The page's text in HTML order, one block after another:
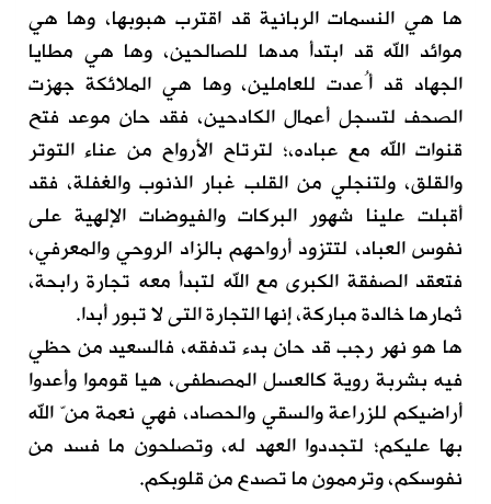
ها هي النسمات الربانية قد اقترب هبوبها، وها هي
موائد الله قد ابتدأ مدها للصالحين، وها هي مطايا
الجهاد قد أُعدت للعاملين، وها هي الملائكة جهزت
الصحف لتسجل أعمال الكادحين، فقد حان موعد فتح
قنوات الله مع عباده،؛ لترتاح الأرواح من عناء التوتر
والقلق، ولتنجلي من القلب غبار الذنوب والغفلة، فقد
أقبلت علينا شهور البركات والفيوضات الإلهية على
نفوس العباد، لتتزود أرواحهم بالزاد الروحي والمعرفي،
فتعقد الصفقة الكبرى مع الله لتبدأ معه تجارة رابحة،
ثمارها خالدة مباركة، إنها التجارة التى لا تبور أبدا.
ها هو نهر رجب قد حان بدء تدفقه، فالسعيد من حظي
فيه بشربة روية كالعسل المصطفى، هيا قوموا وأعدوا
أراضيكم للزراعة والسقي والحصاد، فهي نعمة منّ الله
بها عليكم؛ لتجددوا العهد له، وتصلحون ما فسد من
نفوسكم، وترممون ما تصدع من قلوبكم.